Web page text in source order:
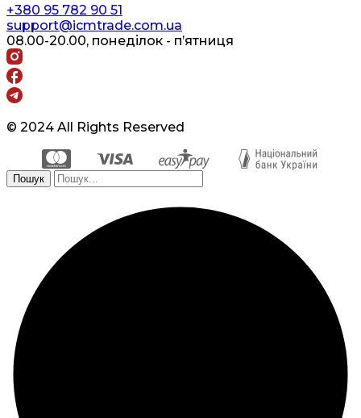
+380 95 782 90 51
support@icmtrade.com.ua
08.00-20.00, понеділок - п’ятниця
© 2024 All Rights Reserved
Пошук